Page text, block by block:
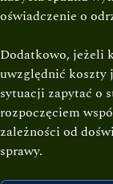
oświadczenie o
Dodatkowo, jeżeli
uwzględnić koszty
sytuacji zapytać o
rozpoczęciem
zależności od
sprawy.